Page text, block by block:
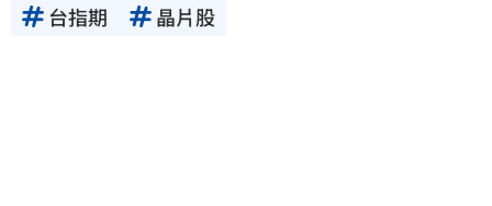
台指期
晶片股